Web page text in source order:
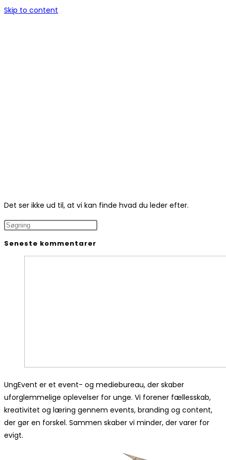
Skip to content
Det ser ikke ud til, at vi kan finde hvad du leder efter.
Seneste kommentarer
UngEvent er et event- og mediebureau, der skaber
uforglemmelige oplevelser for unge. Vi forener fællesskab,
kreativitet og læring gennem events, branding og content,
der gør en forskel. Sammen skaber vi minder, der varer for
evigt.